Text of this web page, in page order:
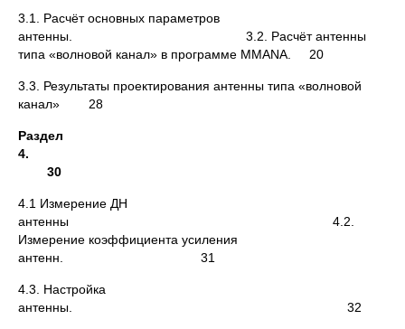
3.1. Расчёт основных параметров
антенны. 3.2. Расчёт антенны
типа «волновой канал» в программе MMANA. 20
3.3. Результаты проектирования антенны типа «волновой
канал» 28
Раздел
4.
30
4.1 Измерение ДН
антенны 4.2.
Измерение коэффициента усиления
антенн. 31
4.3. Настройка
антенны. 32